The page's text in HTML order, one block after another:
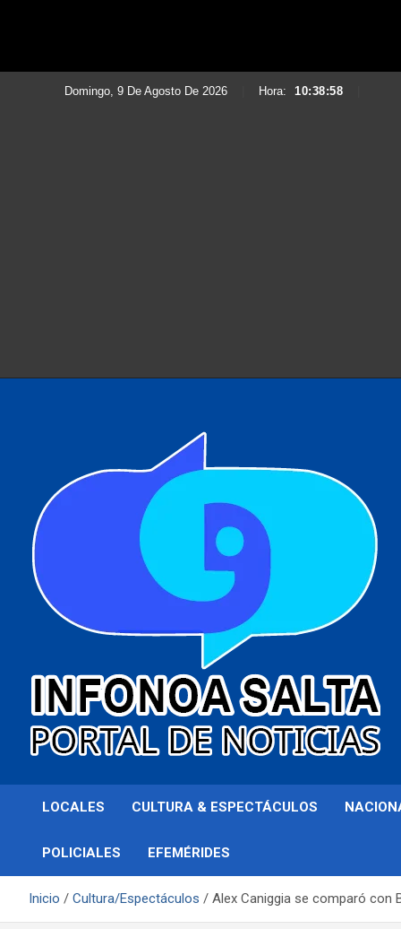
Domingo, 9 De Agosto De 2026 Hora: 10:39:00
Infonoa Salta
LOCALES CULTURA & ESPECTÁCULOS
POLICIALES EFEMÉRIDES
Inicio Cultura/Espectáculos Alex Caniggia se comparó con